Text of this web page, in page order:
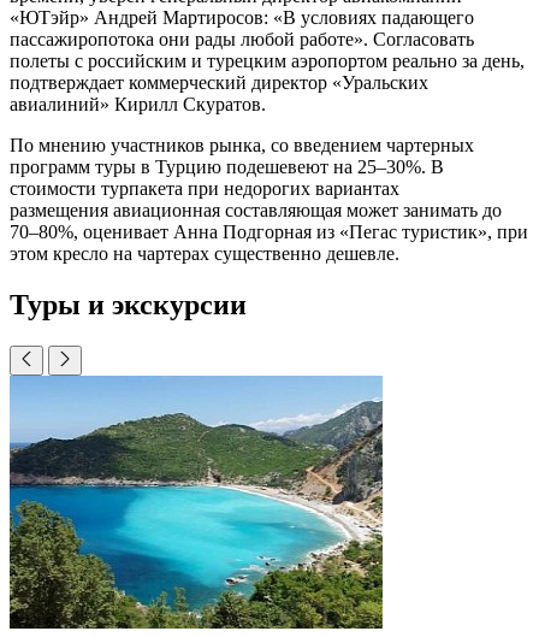
«ЮТэйр» Андрей Мартиросов: «В условиях падающего
пассажиропотока они рады любой работе». Согласовать
полеты с российским и турецким аэропортом реально за день,
подтверждает коммерческий директор «Уральских
авиалиний» Кирилл Скуратов.
По мнению участников рынка, со введением чартерных
программ туры в Турцию подешевеют на 25–30%. В
стоимости турпакета при недорогих вариантах
размещения авиационная составляющая может занимать до
70–80%, оценивает Анна Подгорная из «Пегас туристик», при
этом кресло на чартерах существенно дешевле.
Туры и экскурсии